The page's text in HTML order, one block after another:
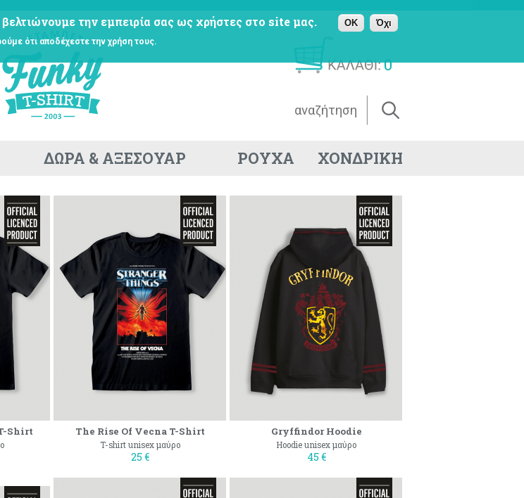
την εμπειρία σας ως χρήστες στο site μας.
ότι αποδέχεστε την χρήση τους.
OK Όχι
0
ΔΩΡΑ & ΑΞΕΣΟΥΑΡ ΡΟΥΧΑ ΧΟΝΔΡΙΚΗ
Shirt The Rise Of Vecna T-Shirt
T-shirt unisex μαύρο
25 €
Gryffindor Hoodie
Hoodie unisex μαύρο
45 €